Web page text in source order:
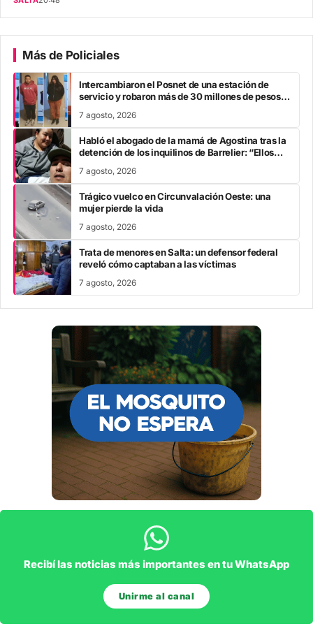
Más de Policiales
Intercambiaron el Posnet de una estación de
servicio y robaron más de 30 millones de pesos:
7 agosto, 2026
Habló el abogado de la mamá de Agostina tras la
detención de los inquilinos de Barrelier: “Ellos
7 agosto, 2026
Trágico vuelco en Circunvalación Oeste: una
mujer pierde la vida
7 agosto, 2026
Trata de menores en Salta: un defensor federal
reveló cómo captaban a las víctimas
7 agosto, 2026
Recibí las noticias más importantes en tu WhatsApp
Unirme al canal